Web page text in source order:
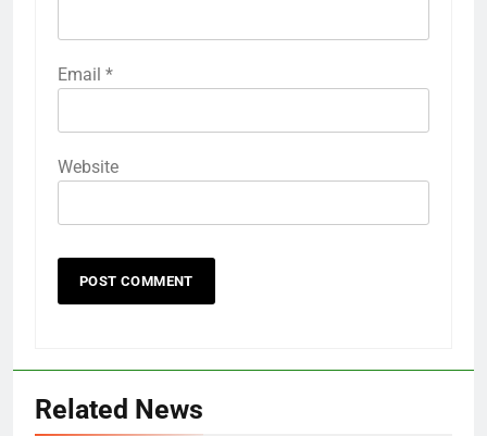
Email *
Website
Related News